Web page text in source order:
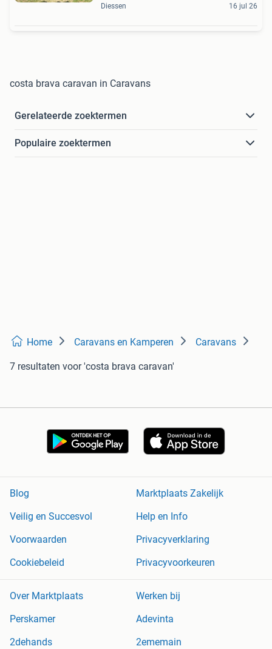
Diessen 16 jul 26
costa brava caravan in Caravans
Gerelateerde zoektermen
Populaire zoektermen
Home Caravans en Kamperen Caravans
7 resultaten voor 'costa brava caravan'
Blog
Marktplaats Zakelijk
Veilig en Succesvol
Help en Info
Voorwaarden
Privacyverklaring
Cookiebeleid
Privacyvoorkeuren
Over Marktplaats
Werken bij
Perskamer
Adevinta
2dehands
2ememain